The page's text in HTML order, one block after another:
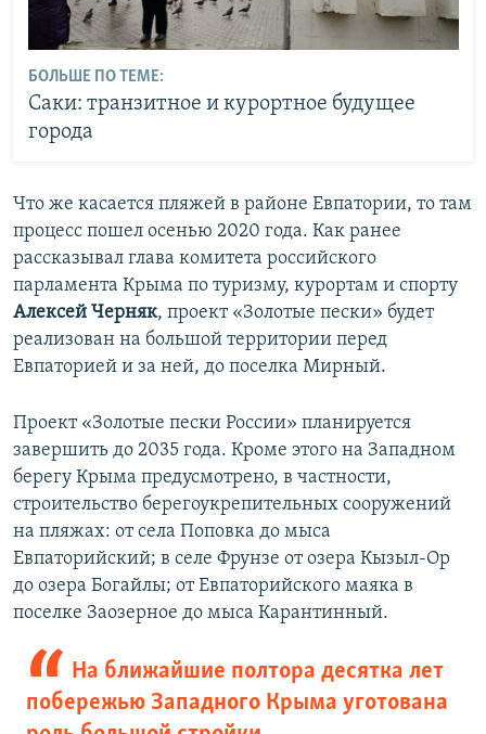
БОЛЬШЕ ПО ТЕМЕ:
Саки: транзитное и курортное будущее
города
Что же касается пляжей в районе Евпатории, то там
процесс пошел осенью 2020 года. Как ранее
рассказывал глава комитета российского
парламента Крыма по туризму, курортам и спорту
Алексей Черняк, проект «Золотые пески» будет
реализован на большой территории перед
Евпаторией и за ней, до поселка Мирный.
Проект «Золотые пески России» планируется
завершить до 2035 года. Кроме этого на Западном
берегу Крыма предусмотрено, в частности,
строительство берегоукрепительных сооружений
на пляжах: от села Поповка до мыса
Евпаторийский; в селе Фрунзе от озера Кызыл-Ор
до озера Богайлы; от Евпаторийского маяка в
поселке Заозерное до мыса Карантинный.
На ближайшие полтора десятка лет
побережью Западного Крыма уготована